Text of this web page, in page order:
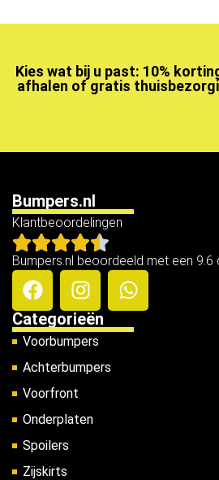
Kies wat bij u past: 10%
afhalen of gratis
Bumpers.nl
Klantbeoordelingen
Bumpers.nl beoordeeld met een 9.6
Categorieën
Voorbumpers
Achterbumpers
Voorfront
Onderplaten
Spoilers
Zijskirts